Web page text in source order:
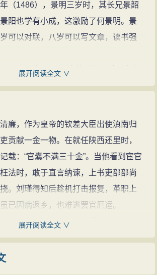
淡泊名利、为官清廉、两袖清风。
南不取官吏贡献一金一物，任陕西还
折不阿。抑制宦官刘瑾窃权乱政，孤
鄙荣利、与（李）梦阳并有国士风。”
充盈着亲情、师恩、友情、节义与
、适性任真，热爱自己的家乡--信阳。
进茶山、品新茗、观龙潭瀑布、看雷
八景”逐一进行了考证、记录、歌咏和描
歌颂家乡的山水诗，反映了他对故乡的
1486），景明三岁时，其长兄景韶
阳也学有小成，这激励了何景明。景
可以对联，八岁可以写文章，读书强
），何景明12岁的时候，其父亲在
带着何景明。
），何景明归家，大哥景韶教他
个月就可以讲解了。此时沁水御史李
信阳诸生，当读了何景明的卷子之后
意到信阳来看何景明。于是何景明在这
），何景明16岁时，与二兄同时
景明以《尚书》经第三名中举。
考官不欣赏，所以名落孙山。归家
），景明20岁时，终于考上了进
展开阅读全文 ∨
，作为皇帝的钦差大臣出使滇南归
贡献一金一物。在就任陕西还里时，
载：“官囊不满三十金”。当他看到宦官
法时，敢于直言纳谏，上书吏部部尚
。刘瑾得知后趁机打击报复，革职上
已因病返乡，也难逃罢官厄运。
，当文坛挚友李梦阳受迫害关到江
危，惟何景明上书吏部为之奔呼。并
疏》里，揭露皇帝存在的四个错误：
展开阅读全文 ∨